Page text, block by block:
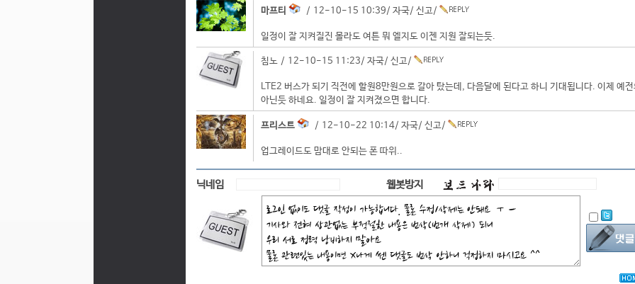
마프티 / 12-10-15 10:39/ 자국/ 신고/
일정이 잘 지켜질진 몰라도 여튼 뭐 엘지도 이젠 지원 잘되는듯.
침노 / 12-10-15 11:23/ 자국/ 신고/
LTE2 버스가 되기 직전에 할원8만원으로 갈아 탔는데, 다음달에 된다고 하니 기대됩니다. 이제 예전
아닌듯 하네요. 일정이 잘 지켜졌으면 합니다.
프리스트 / 12-10-22 10:14/ 자국/ 신고/
업그레이드도 맘대로 안되는 폰 따위..
닉네임 웹봇방지